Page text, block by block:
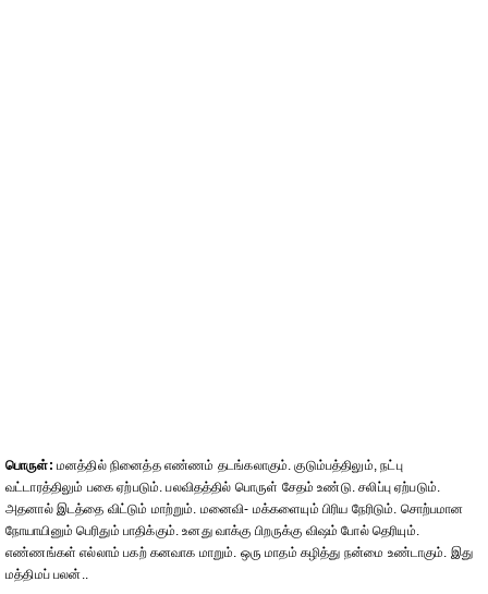
பொருள்: மனத்தில் நினைத்த எண்ணம் தடங்கலாகும். குடும்பத்திலும், நட்பு
வட்டாரத்திலும் பகை ஏற்படும். பலவிதத்தில் பொருள் சேதம் உண்டு. சலிப்பு ஏற்படும்.
அதனால் இடத்தை விட்டும் மாற்றும். மனைவி- மக்களையும் பிரிய நேரிடும். சொற்பமான
நோயாயினும் பெரிதும் பாதிக்கும். உனது வாக்கு பிறருக்கு விஷம் போல் தெரியும்.
எண்ணங்கள் எல்லாம் பகற் கனவாக மாறும். ஒரு மாதம் கழித்து நன்மை உண்டாகும். இது
மத்திமப் பலன்..